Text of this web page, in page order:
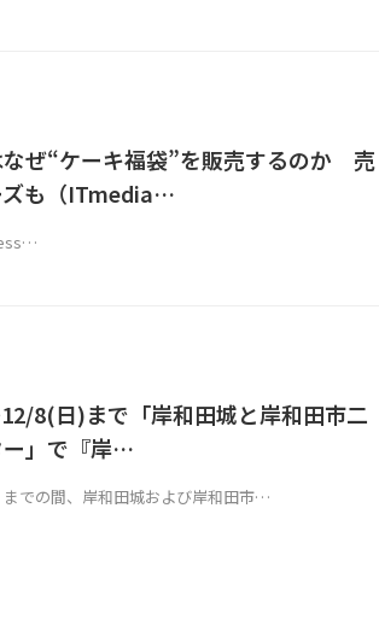
なぜ“ケーキ福袋”を販売するのか 売
ズも（ITmedia…
8(日)まで「岸和田城と岸和田市二
ー」で『岸…
での間、岸和田城および岸和田市…